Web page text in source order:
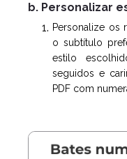
b. Personalizar
Personalize os
o subtítulo
estilo
seguidos e
PDF com